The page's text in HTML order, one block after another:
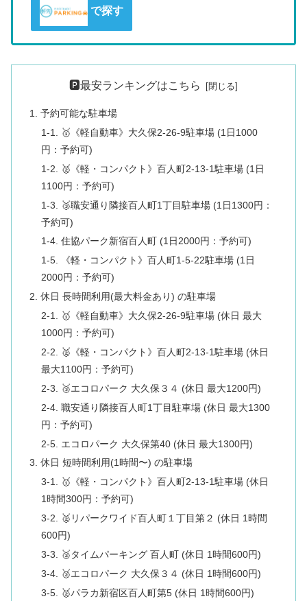
で探す
🅿️最安ランキングはこちら
1. 予約可能な駐車場
1-1. 🥇《軽自動車》大久保2-26-9駐車場 (1日1000
円：予約可)
1-2. 🥈《軽・コンパクト》百人町2-13-1駐車場 (1日
1100円：予約可)
1-3. 🥉職安通り隣接百人町1丁目駐車場 (1日1300円：
予約可)
1-4. 住協パーク新宿百人町 (1日2000円：予約可)
1-5. 《軽・コンパクト》百人町1-5-22駐車場 (1日
2000円：予約可)
2. 休日 長時間利用(最大料金あり) の駐車場
2-1. 🥇《軽自動車》大久保2-26-9駐車場 (休日 最大
1000円：予約可)
2-2. 🥈《軽・コンパクト》百人町2-13-1駐車場 (休日
最大1100円：予約可)
2-3. 🥉エコロパーク 大久保３４ (休日 最大1200円)
2-4. 職安通り隣接百人町1丁目駐車場 (休日 最大1300
円：予約可)
2-5. エコロパーク 大久保第40 (休日 最大1300円)
3. 休日 短時間利用(1時間〜) の駐車場
3-1. 🥇《軽・コンパクト》百人町2-13-1駐車場 (休日
1時間300円：予約可)
3-2. 🥈リパークワイド百人町１丁目第２ (休日 1時間
600円)
3-3. 🥈タイムパーキング 百人町 (休日 1時間600円)
3-4. 🥈エコロパーク 大久保３４ (休日 1時間600円)
3-5. 🥈パラカ新宿区百人町第5 (休日 1時間600円)